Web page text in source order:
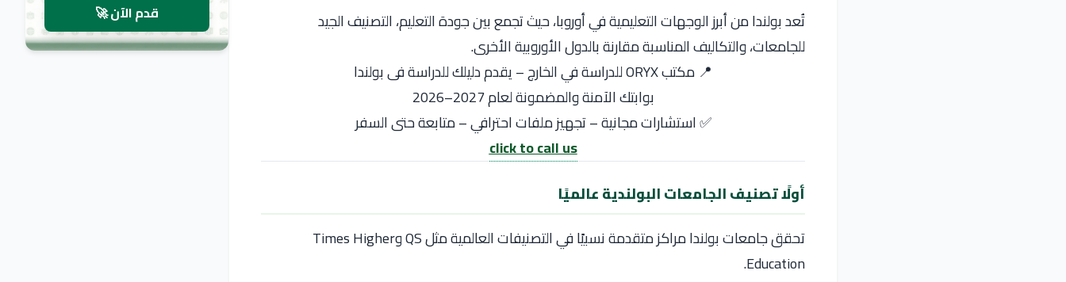
تُعدبولندامن أبرز الوجهات التعليمية في أوروبا، حيث تجمع بين جودة التعليم، التصنيف الجيد
للجامعات، والتكاليف المناسبة مقارنة بالدول الأوروبية الأخرى.
📍 مكتب ORYX للدراسة في الخارج – يقدم دليلك للدراسة فى بولندا
بوابتك الآمنة والمضمونة لعام 2027–2026
✅ استشارات مجانية – تجهيز ملفات احترافي – متابعة حتى السفر
click to call us
أولًا تصنيف الجامعات البولندية عالميًا
تحقق جامعاتبولندا
مراكز متقدمة نسبيًا في التصنيفات العالمية مثل QS وTimes Higher
Education.
قدم الآن 🚀